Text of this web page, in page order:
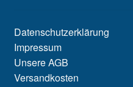
Datenschutzerklärung
Impressum
Unsere AGB
Versandkosten